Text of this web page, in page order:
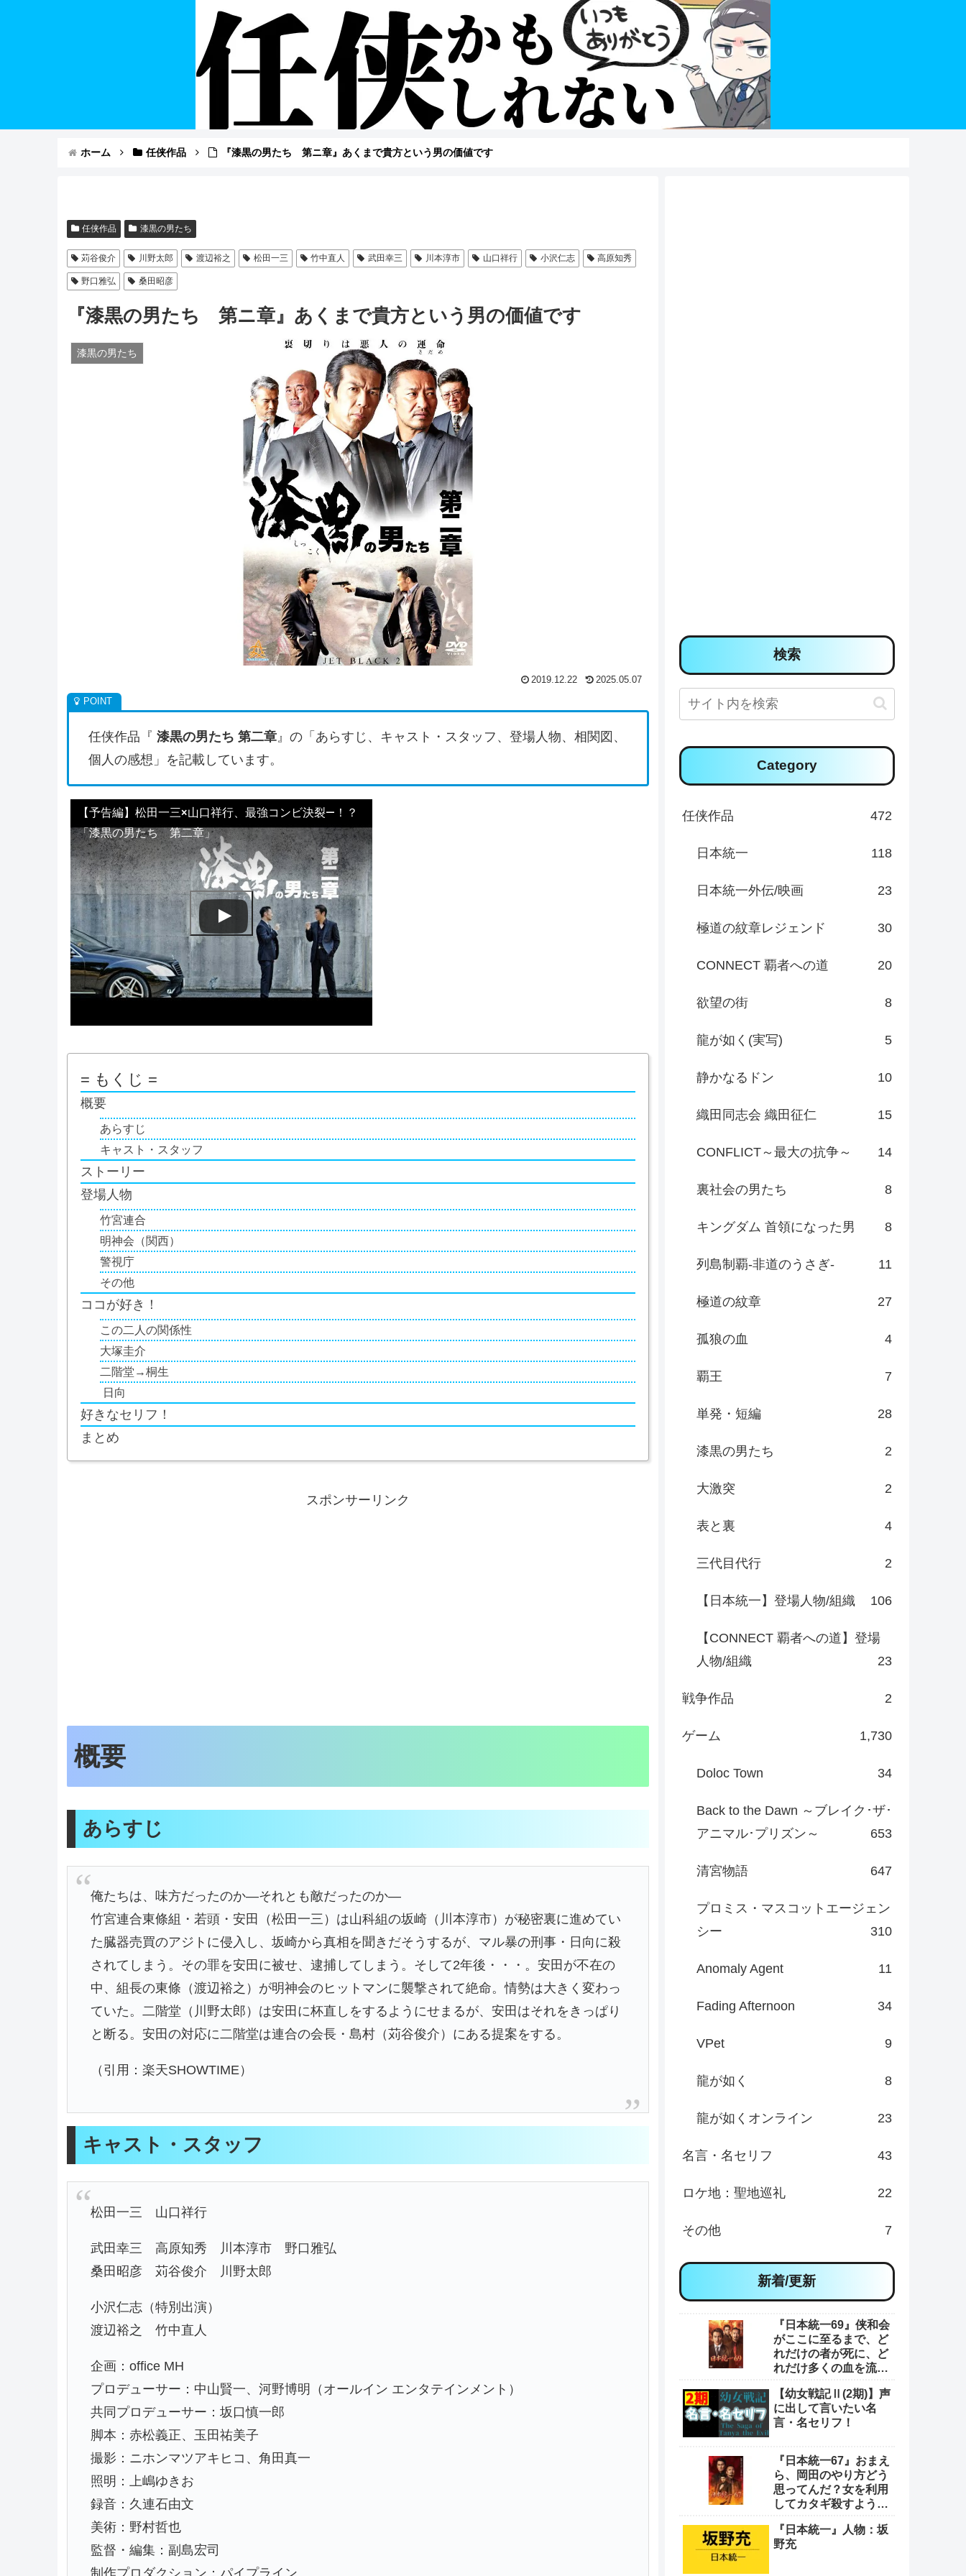
ホーム 任侠作品 『漆黒の男たち 第ニ章』あくまで貴方という男の価値です
任侠作品 漆黒の男たち
苅谷俊介 川野太郎 渡辺裕之 松田一三 竹中直人 武田幸三 川本淳市 山口祥行 小沢仁志 高原知秀
野口雅弘 桑田昭彦
『漆黒の男たち 第ニ章』あくまで貴方という男の価値です
漆黒の男たち
2019.12.22 2025.05.07
任侠作品『 漆黒の男たち 第二章』の「あらすじ、キャスト・スタッフ、登場人物、相関図、
個人の感想」を記載しています。
【予告編】松田一三×山口祥行、最強コンビ決裂―！？
「漆黒の男たち 第二章」
= もくじ =
概要
あらすじ
キャスト・スタッフ
ストーリー
登場人物
竹宮連合
明神会（関西）
警視庁
その他
ココが好き！
この二人の関係性
大塚圭介
二階堂→桐生
日向
好きなセリフ！
まとめ
スポンサーリンク
概要
あらすじ
俺たちは、味方だったのか―それとも敵だったのか―
竹宮連合東條組・若頭・安田（松田一三）は山科組の坂崎（川本淳市）が秘密裏に進めてい
た臓器売買のアジトに侵入し、坂崎から真相を聞きだそうするが、マル暴の刑事・日向に殺
されてしまう。その罪を安田に被せ、逮捕してしまう。そして2年後・・・。安田が不在の
中、組長の東條（渡辺裕之）が明神会のヒットマンに襲撃されて絶命。情勢は大きく変わっ
ていた。二階堂（川野太郎）は安田に杯直しをするようにせまるが、安田はそれをきっぱり
と断る。安田の対応に二階堂は連合の会長・島村（苅谷俊介）にある提案をする。
（引用：楽天SHOWTIME）
キャスト・スタッフ
松田一三 山口祥行
武田幸三 高原知秀 川本淳市 野口雅弘
桑田昭彦 苅谷俊介 川野太郎
小沢仁志（特別出演）
渡辺裕之 竹中直人
企画：office MH
プロデューサー：中山賢一、河野博明（オールイン エンタテインメント）
共同プロデューサー：坂口慎一郎
脚本：赤松義正、玉田祐美子
撮影：ニホンマツアキヒコ、角田真一
照明：上嶋ゆきお
録音：久連石由文
美術：野村哲也
監督・編集：副島宏司
制作プロダクション：パイプライン
検索
Category
任侠作品 472
日本統一 118
日本統一外伝/映画 23
極道の紋章レジェンド 30
CONNECT 覇者への道 20
欲望の街 8
龍が如く(実写) 5
静かなるドン 10
織田同志会 織田征仁 15
CONFLICT～最大の抗争～ 14
裏社会の男たち 8
キングダム 首領になった男 8
列島制覇-非道のうさぎ- 11
極道の紋章 27
孤狼の血 4
覇王 7
単発・短編 28
漆黒の男たち 2
大激突 2
表と裏 4
三代目代行 2
【日本統一】登場人物/組織 106
【CONNECT 覇者への道】登場
人物/組織
23
戦争作品 2
ゲーム 1,730
Doloc Town 34
Back to the Dawn ～ブレイク･ザ･
アニマル･プリズン～
653
清宮物語 647
プロミス・マスコットエージェン
シー
310
Anomaly Agent 11
Fading Afternoon 34
VPet 9
龍が如く 8
龍が如くオンライン 23
名言・名セリフ 43
ロケ地：聖地巡礼 22
その他 7
新着/更新
『日本統一69』侠和会
がここに至るまで、ど
れだけの者が死に、ど
れだけ多くの血を流し
や！
【幼女戦記Ⅱ(2期)】声
に出して言いたい名
言・名セリフ！
『日本統一67』おまえ
ら、岡田のやり方どう
思ってんだ？女を利用
してカタギ殺すような
『日本統一』人物：坂
野充